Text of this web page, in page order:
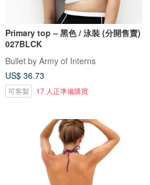
Primary top – 黑色 / 泳裝 (分開售賣)
027BLCK
Bullet by Army of Interns
US$ 36.73
可客製 17 人正準備購買